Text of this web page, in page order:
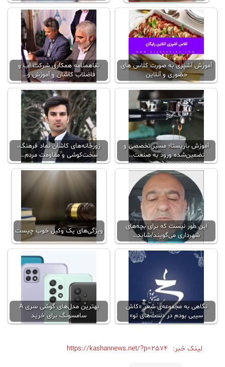
آموزش آشپزی به صورت کلاس‌ های
حضوری و آنلاین
تفاهمنامه همکاری شرکت آب و
فاضلاب کاشان و آموزش و…
آموزش باریستا؛ مسیر تخصصی و
تضمین‌شده ورود به صنعت…
زورخانه‌های کاشان نماد فرهنگ،
سخت‌کوشی و مقاومت مردم…
این طور نیست که برای بچه‌های
شهرداری می‌گویند/شاید…
ویژگی‌های یک وکیل خوب چیست
نگاهی به مجموعه‌ی شعر «کاش
سیبی بودم در دست‌های تو»
بهترین مدل‌های گوشی سری A
سامسونگ برای خرید
لینک خبر: https://kashannews.net/?p=2574